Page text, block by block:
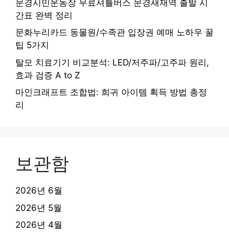
문경시민운동장 무료셔틀버스 문경새재역 출발 시
간표 완벽 정리
문화누리카드 동물원/수족관 입장권 예매 노하우 꿀
팁 5가지
탈모 치료기기 비교분석: LED/저주파/고주파 원리,
효과 검증 A to Z
마인크래프트 조합법: 희귀 아이템 획득 방법 총정
리
보관함
2026년 6월
2026년 5월
2026년 4월